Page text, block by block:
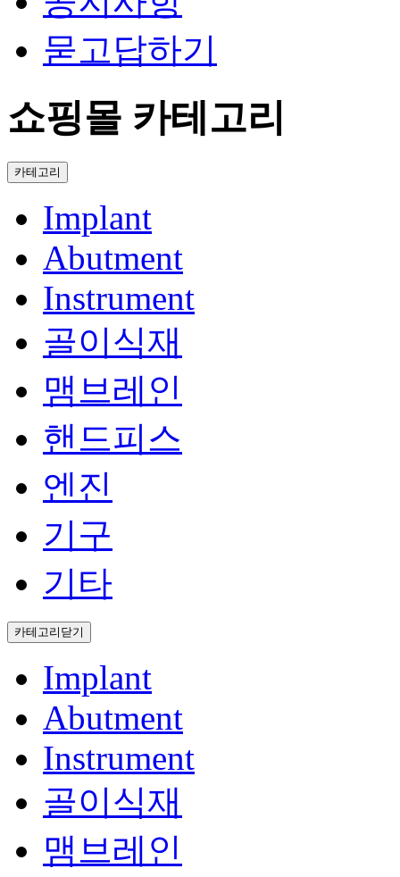
묻고답하기
쇼핑몰 카테고리
카테고리
Implant
Abutment
Instrument
골이식재
맴브레인
핸드피스
엔진
기구
기타
카테고리 닫기
Implant
Abutment
Instrument
골이식재
맴브레인